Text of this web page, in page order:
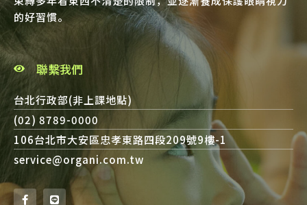
的好習慣。
聯繫我們
台北行政部(非上課地點)
(02) 8789-0000
106台北市大安區忠孝東路四段209號9樓-1
service@organi.com.tw